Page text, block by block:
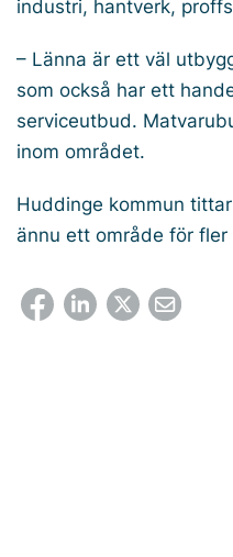
industri, hantverk,
– Länna är ett väl
som också har ett
serviceutbud.
inom området.
Huddinge kommun
ännu ett område för